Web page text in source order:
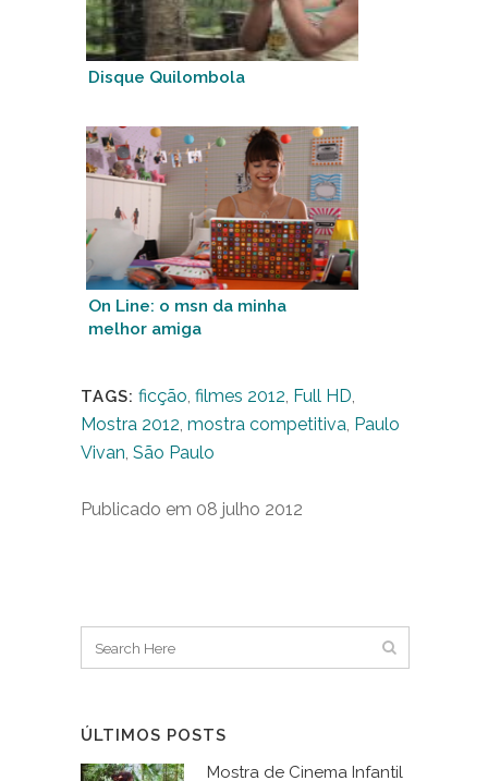
Disque Quilombola
On Line: o msn da minha
melhor amiga
TAGS: ficção, filmes 2012, Full HD,
Mostra 2012, mostra competitiva, Paulo
Vivan, São Paulo
Publicado em 08 julho 2012
ÚLTIMOS POSTS
Mostra de Cinema Infantil